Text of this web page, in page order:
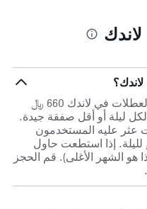
في المتوسط ، تبلغ تكلفة إيجارات العطلات في لاندك 660 ﷼
، ولكن يعتبر سعر 622 ﷼ لكل ليلة أو أقل صفقة جيدة.
عثر عليه المستخدمون
في لاندك كان مقابل 465 ﷼ لليلة. إذا استطعت حاول
هو الشهر الأغلى). قم الحجز